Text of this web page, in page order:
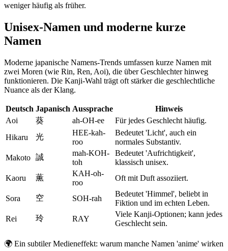
weniger häufig als früher.
Unisex-Namen und moderne kurze
Namen
Moderne japanische Namens-Trends umfassen kurze Namen mit
zwei Moren (wie Rin, Ren, Aoi), die über Geschlechter hinweg
funktionieren. Die Kanji-Wahl trägt oft stärker die geschlechtliche
Nuance als der Klang.
Deutsch Japanisch Aussprache
Hinweis
Aoi
葵 ah-OH-ee
Für jedes Geschlecht häufig.
Hikaru
光
HEE-kah-
roo
Bedeutet 'Licht', auch ein
normales Substantiv.
Makoto 誠
mah-KOH-
toh
Bedeutet 'Aufrichtigkeit',
klassisch unisex.
Kaoru
薫
KAH-oh-
roo
Oft mit Duft assoziiert.
Sora 空 SOH-rah
Bedeutet 'Himmel', beliebt in
Fiktion und im echten Leben.
Rei
玲 RAY
Viele Kanji-Optionen; kann jedes
Geschlecht sein.
🌍 Ein subtiler Medieneffekt: warum manche Namen 'anime' wirken